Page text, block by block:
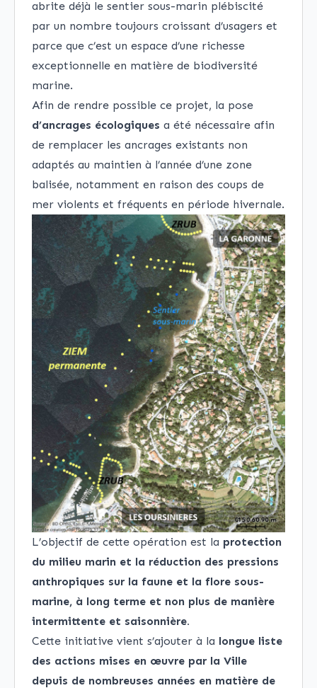
abrite déjà le sentier sous-marin plébiscité
par un nombre toujours croissant d’usagers et
parce que c’est un espace d’une richesse
exceptionnelle en matière de biodiversité
marine.
Afin de rendre possible ce projet, la pose
d’ancrages écologiques a été nécessaire afin
de remplacer les ancrages existants non
adaptés au maintien à l’année d’une zone
balisée, notamment en raison des coups de
mer violents et fréquents en période hivernale.
L’objectif de cette opération est la protection
du milieu marin et la réduction des pressions
anthropiques sur la faune et la flore sous-
marine, à long terme et non plus de manière
intermittente et saisonnière.
Cette initiative vient s’ajouter à la longue liste
des actions mises en œuvre par la Ville
depuis de nombreuses années en matière de